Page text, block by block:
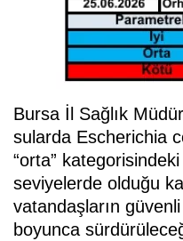
Bursa İl Sağlık
sularda Escherichia
“orta”
seviyelerde olduğu
vatandaşların
boyunca